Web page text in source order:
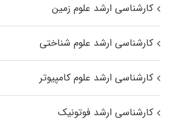
کارشناسی ارشد علوم زمین
کارشناسی ارشد علوم شناختی
کارشناسی ارشد علوم کامپیوتر
کارشناسی ارشد فوتونیک